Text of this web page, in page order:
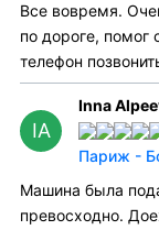
Все вовремя.
по дороге, помог
телефон
IA
Inna
Париж -
Машина была
превосходно.